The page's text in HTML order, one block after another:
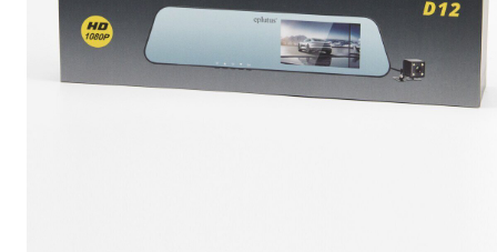
Поддержка карт памятидо 64 ГБ
Интерфейс USB 2.0/AV IN/TF
Встроенная литиевая батарея300 mAh 3.7 V